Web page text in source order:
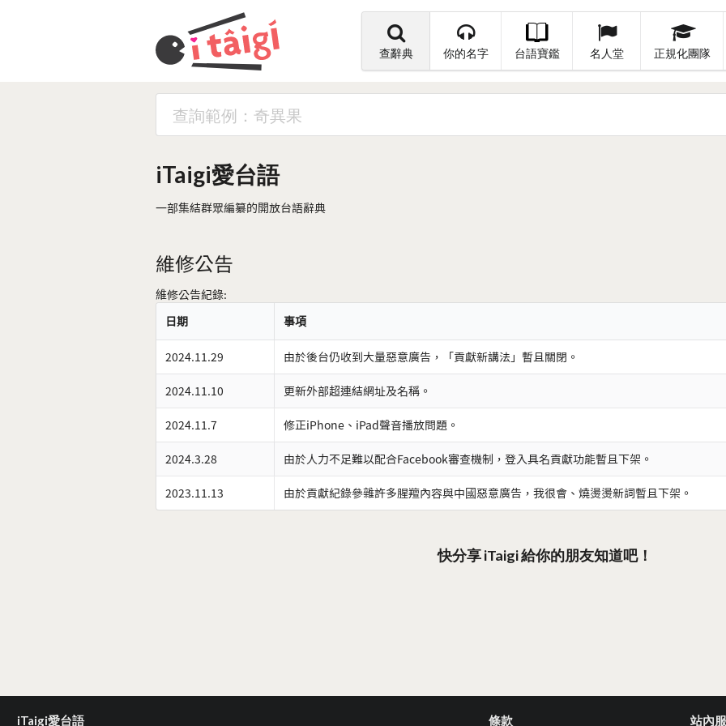
查辭典 你的名字 台語寶鑑 名人堂 正規化團隊
iTaigi愛台語
一部集結群眾編纂的開放台語辭典
維修公告
維修公告紀錄:
日期
事項
2024.11.29 由於後台仍收到大量惡意廣告，「貢獻新講法」暫且關閉。
2024.11.10 更新外部超連結網址及名稱。
2024.11.7 修正iPhone、iPad聲音播放問題。
2024.3.28 由於人力不足難以配合Facebook審查機制，登入具名貢獻功能暫且下架。
2023.11.13 由於貢獻紀錄參雜許多腥羶內容與中國惡意廣告，我很會、燒燙燙新詞暫且下架。
快分享 iTaigi 給你的朋友知道吧！
iTaigi愛台語 條款 站內